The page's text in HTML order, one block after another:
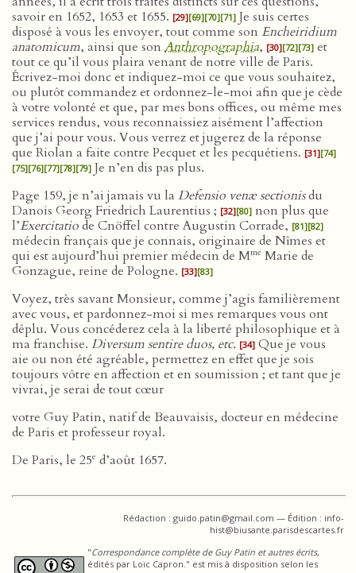
savoir en 1652, 1653 et 1655. [29][69][70][71] Je suis certes
disposé à vous les envoyer, tout comme son Encheiridium
anatomicum, ainsi que son Anthropographia, [30][72][73] et
tout ce qu’il vous plaira venant de notre ville de Paris.
Écrivez-moi donc et indiquez-moi ce que vous souhaitez,
ou plutôt commandez et ordonnez-le-moi afin que je cède
à votre volonté et que, par mes bons offices, ou même mes
services rendus, vous reconnaissiez aisément l’affection
que j’ai pour vous. Vous verrez et jugerez de la réponse
que Riolan a faite contre Pecquet et les pecquétiens. [31][74]
[75][76][77][78][79] Je n’en dis pas plus.
Page 159, je n’ai jamais vu la Defensio venæ sectionisdu
Danois Georg Friedrich Laurentius ; [32][80] non plus que
l’Exercitatiode Cnöffel contre Augustin Corrade, [81][82]
médecin français que je connais, originaire de Nîmes et
qui est aujourd’hui premier médecin de Mme Marie de
Gonzague, reine de Pologne. [33][83]
Voyez, très savant Monsieur, comme j’agis familièrement
avec vous, et pardonnez-moi si mes remarques vous ont
déplu. Vous concéderez cela à la liberté philosophique et à
ma franchise. Diversum sentire duos, etc. [34] Que je vous
aie ou non été agréable, permettez en effet que je sois
toujours vôtre en affection et en soumission ; et tant que je
vivrai, je serai de tout cœur
votre Guy Patin, natif de Beauvaisis, docteur en médecine
de Paris et professeur royal.
De Paris, le 25e d’août 1657.
Rédaction : guido.patin@gmail.com — Édition : info-
hist@biusante.parisdescartes.fr
"Correspondance complète de Guy Patin et autres écrits,
édités par Loïc Capron." est mis à disposition selon les